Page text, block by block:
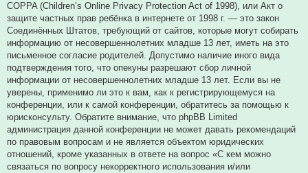
COPPA (Children’s Online Privacy Protection Act of 1998), или Акт о
защите частных прав ребёнка в интернете от 1998 г. — это закон
Соединённых Штатов, требующий от сайтов, которые могут собирать
информацию от несовершеннолетних младше 13 лет, иметь на это
письменное согласие родителей. Допустимо наличие иного вида
подтверждения того, что опекуны разрешают сбор личной
информации от несовершеннолетних младше 13 лет. Если вы не
уверены, применимо ли это к вам, как к регистрирующемуся на
конференции, или к самой конференции, обратитесь за помощью к
юрисконсульту. Обратите внимание, что phpBB Limited
администрация данной конференции не может давать рекомендаций
по правовым вопросам и не является объектом юридических
отношений, кроме указанных в ответе на вопрос «С кем можно
связаться по вопросу некорректного использования и/или